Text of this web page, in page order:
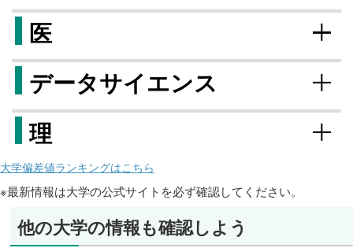
医
データサイエンス
理
大学偏差値ランキングはこちら
※最新情報は大学の公式サイトを必ず確認してください。
他の大学の情報も確認しよう